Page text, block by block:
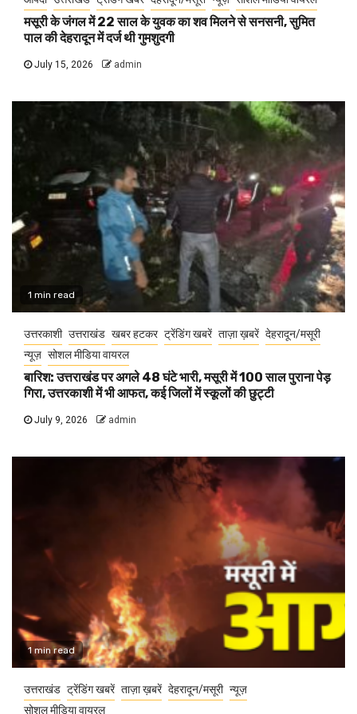
मसूरी के जंगल में 22 साल के युवक का शव मिलने से सनसनी, सुमित
पाल की देहरादून में दर्ज थी गुमशुदगी
July 15, 2026 admin
1 min read
उत्तरकाशी उत्तराखंड खबर हटकर ट्रेंडिंग खबरें ताज़ा ख़बरें देहरादून/मसूरी
न्यूज़ सोशल मीडिया वायरल
बारिश: उत्तराखंड पर अगले 48 घंटे भारी, मसूरी में 100 साल पुराना पेड़
गिरा, उत्तरकाशी में भी आफत, कई जिलों में स्कूलों की छुट्टी
July 9, 2026 admin
1 min read
उत्तराखंड ट्रेंडिंग खबरें ताज़ा ख़बरें देहरादून/मसूरी न्यूज़
सोशल मीडिया वायरल